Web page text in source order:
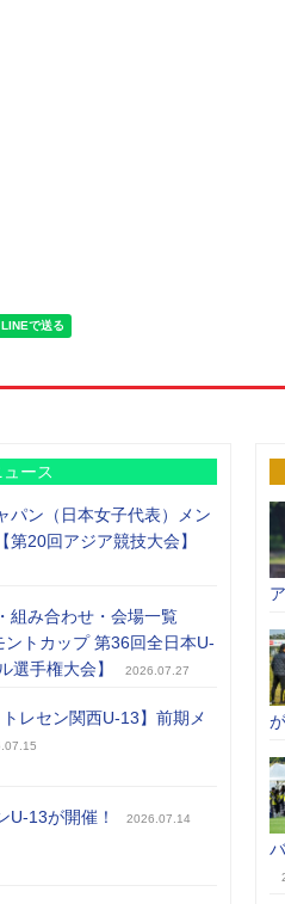
ュース
パン（日本女子代表）メン
第20回アジア競技大会】
組み合わせ・会場一覧
ントカップ 第36回全日本U-
選手権大会】
2026.07.27
トレセン関西U-13】前期メ
U-13が開催！ 2026.07.14